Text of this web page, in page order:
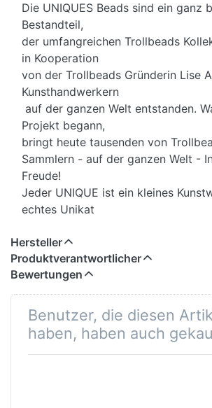
Die UNIQUES Beads sind ein ganz
Bestandteil,
der umfangreichen Trollbeads
in Kooperation
von der Trollbeads Gründerin Lise
Kunsthandwerkern
auf der ganzen Welt entstanden.
Projekt begann,
bringt heute tausenden von
Sammlern - auf der ganzen Welt -
Freude!
Jeder UNIQUE ist ein kleines
echtes Unikat
Hersteller
Produktverantwortlicher
Bewertungen
Benutzer, die diesen
haben, haben auch